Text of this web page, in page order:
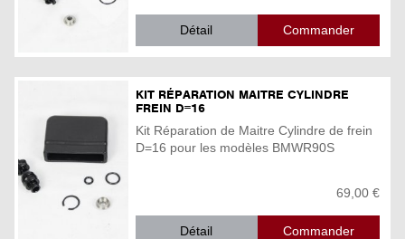
Détail
KIT RÉPARATION MAITRE CYLINDRE
FREIN D=16
Kit Réparation de Maitre Cylindre de frein
D=16 pour les modèles BMWR90S
69,00 €
Détail